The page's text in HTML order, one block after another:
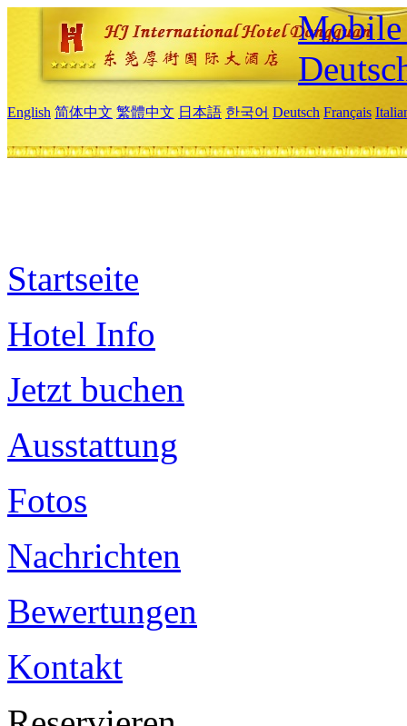
Mobile
English 简体中文 繁體中文 日本語 한국어 Deutsch Français
Startseite
Hotel Info
Jetzt buchen
Ausstattung
Fotos
Nachrichten
Bewertungen
Kontakt